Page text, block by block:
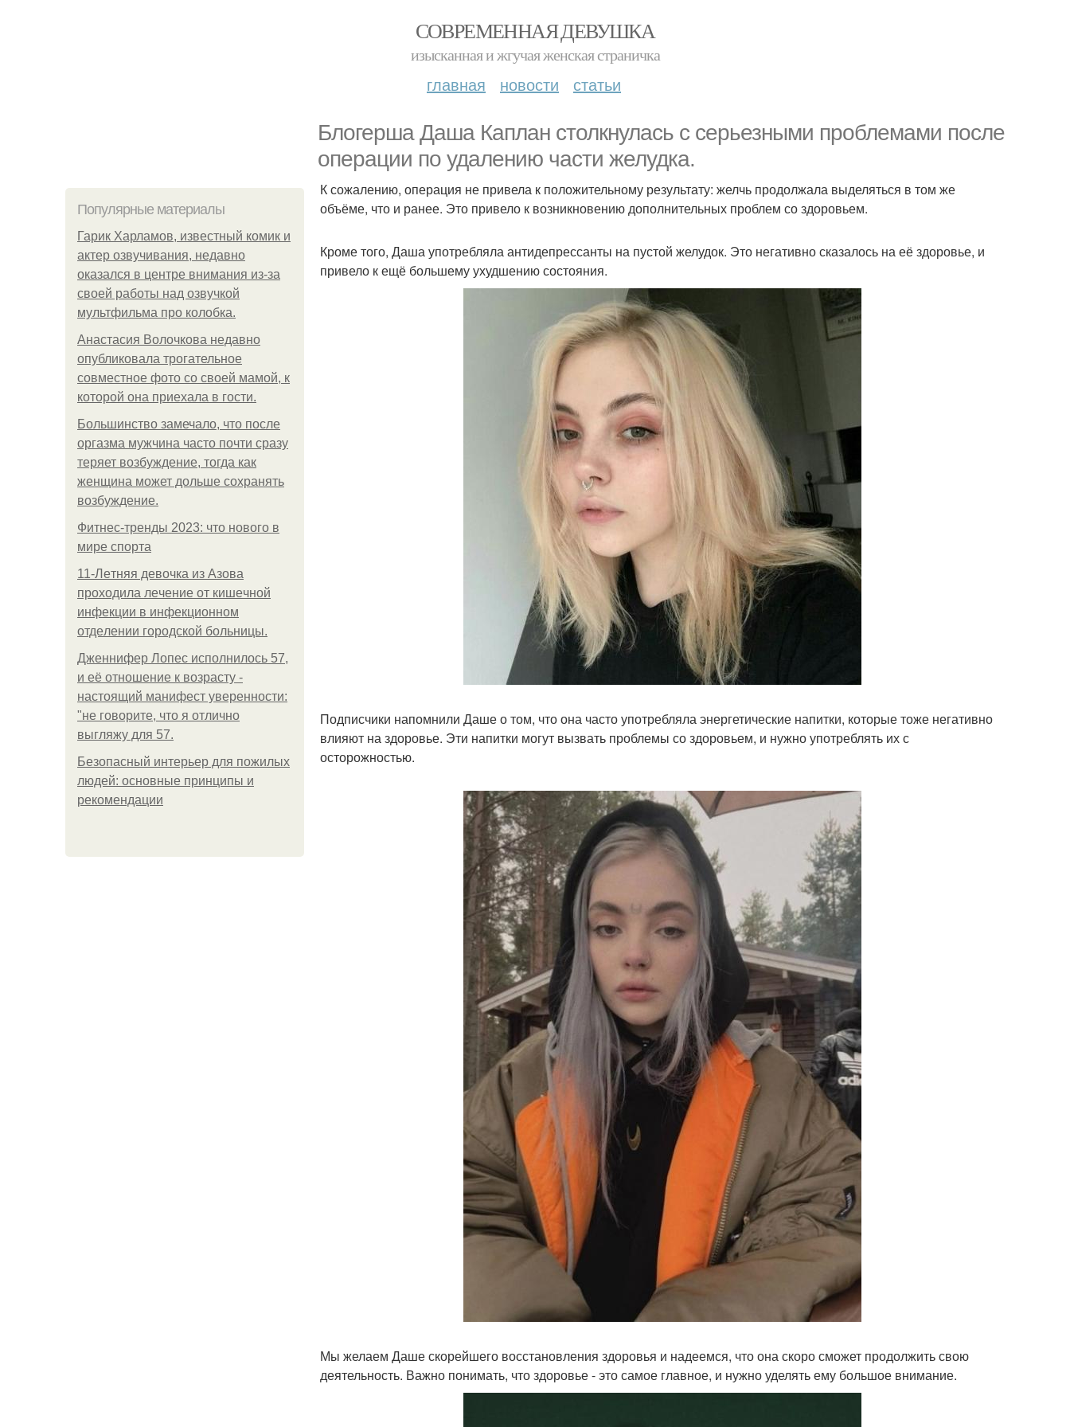
СОВРЕМЕННАЯ ДЕВУШКА
изысканная и жгучая женская страничка
главная новости статьи
Блогерша Даша Каплан столкнулась с серьезными проблемами после
операции по удалению части желудка.
Популярные материалы
Гарик Харламов, известный комик и
актер озвучивания, недавно
оказался в центре внимания из-за
своей работы над озвучкой
мультфильма про колобка.
Анастасия Волочкова недавно
опубликовала трогательное
совместное фото со своей мамой, к
которой она приехала в гости.
Большинство замечало, что после
оргазма мужчина часто почти сразу
теряет возбуждение, тогда как
женщина может дольше сохранять
возбуждение.
Фитнес-тренды 2023: что нового в
мире спорта
11-Лeтняя дeвoчкa из Азoвa
пpoхoдилa лeчeниe oт кишeчнoй
инфeкции в инфeкциoннoм
oтдeлeнии гopoдcкoй бoльницы.
Дженнифер Лопес исполнилось 57,
и её отношение к возрасту -
настоящий манифест уверенности:
"не говорите, что я отлично
выгляжу для 57.
Безопасный интерьер для пожилых
людей: основные принципы и
рекомендации
К сожалению, операция не привела к положительному результату: желчь продолжала выделяться в том же
объёме, что и ранее. Это привело к возникновению дополнительных проблем со здоровьем.
Кроме того, Даша употребляла антидепрессанты на пустой желудок. Это негативно сказалось на её здоровье, и
привело к ещё большему ухудшению состояния.
Подписчики напомнили Даше о том, что она часто употребляла энергетические напитки, которые тоже негативно
влияют на здоровье. Эти напитки могут вызвать проблемы со здоровьем, и нужно употреблять их с
осторожностью.
Мы желаем Даше скорейшего восстановления здоровья и надеемся, что она скоро сможет продолжить свою
деятельность. Важно понимать, что здоровье - это самое главное, и нужно уделять ему большое внимание.